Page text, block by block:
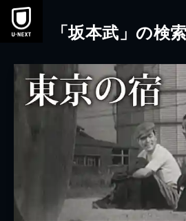
本文へスキップ
「坂本武」の検